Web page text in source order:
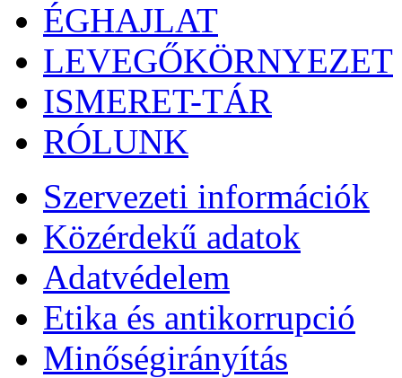
ÉGHAJLAT
LEVEGŐKÖRNYEZET
ISMERET-TÁR
RÓLUNK
Szervezeti információk
Közérdekű adatok
Adatvédelem
Etika és antikorrupció
Minőségirányítás